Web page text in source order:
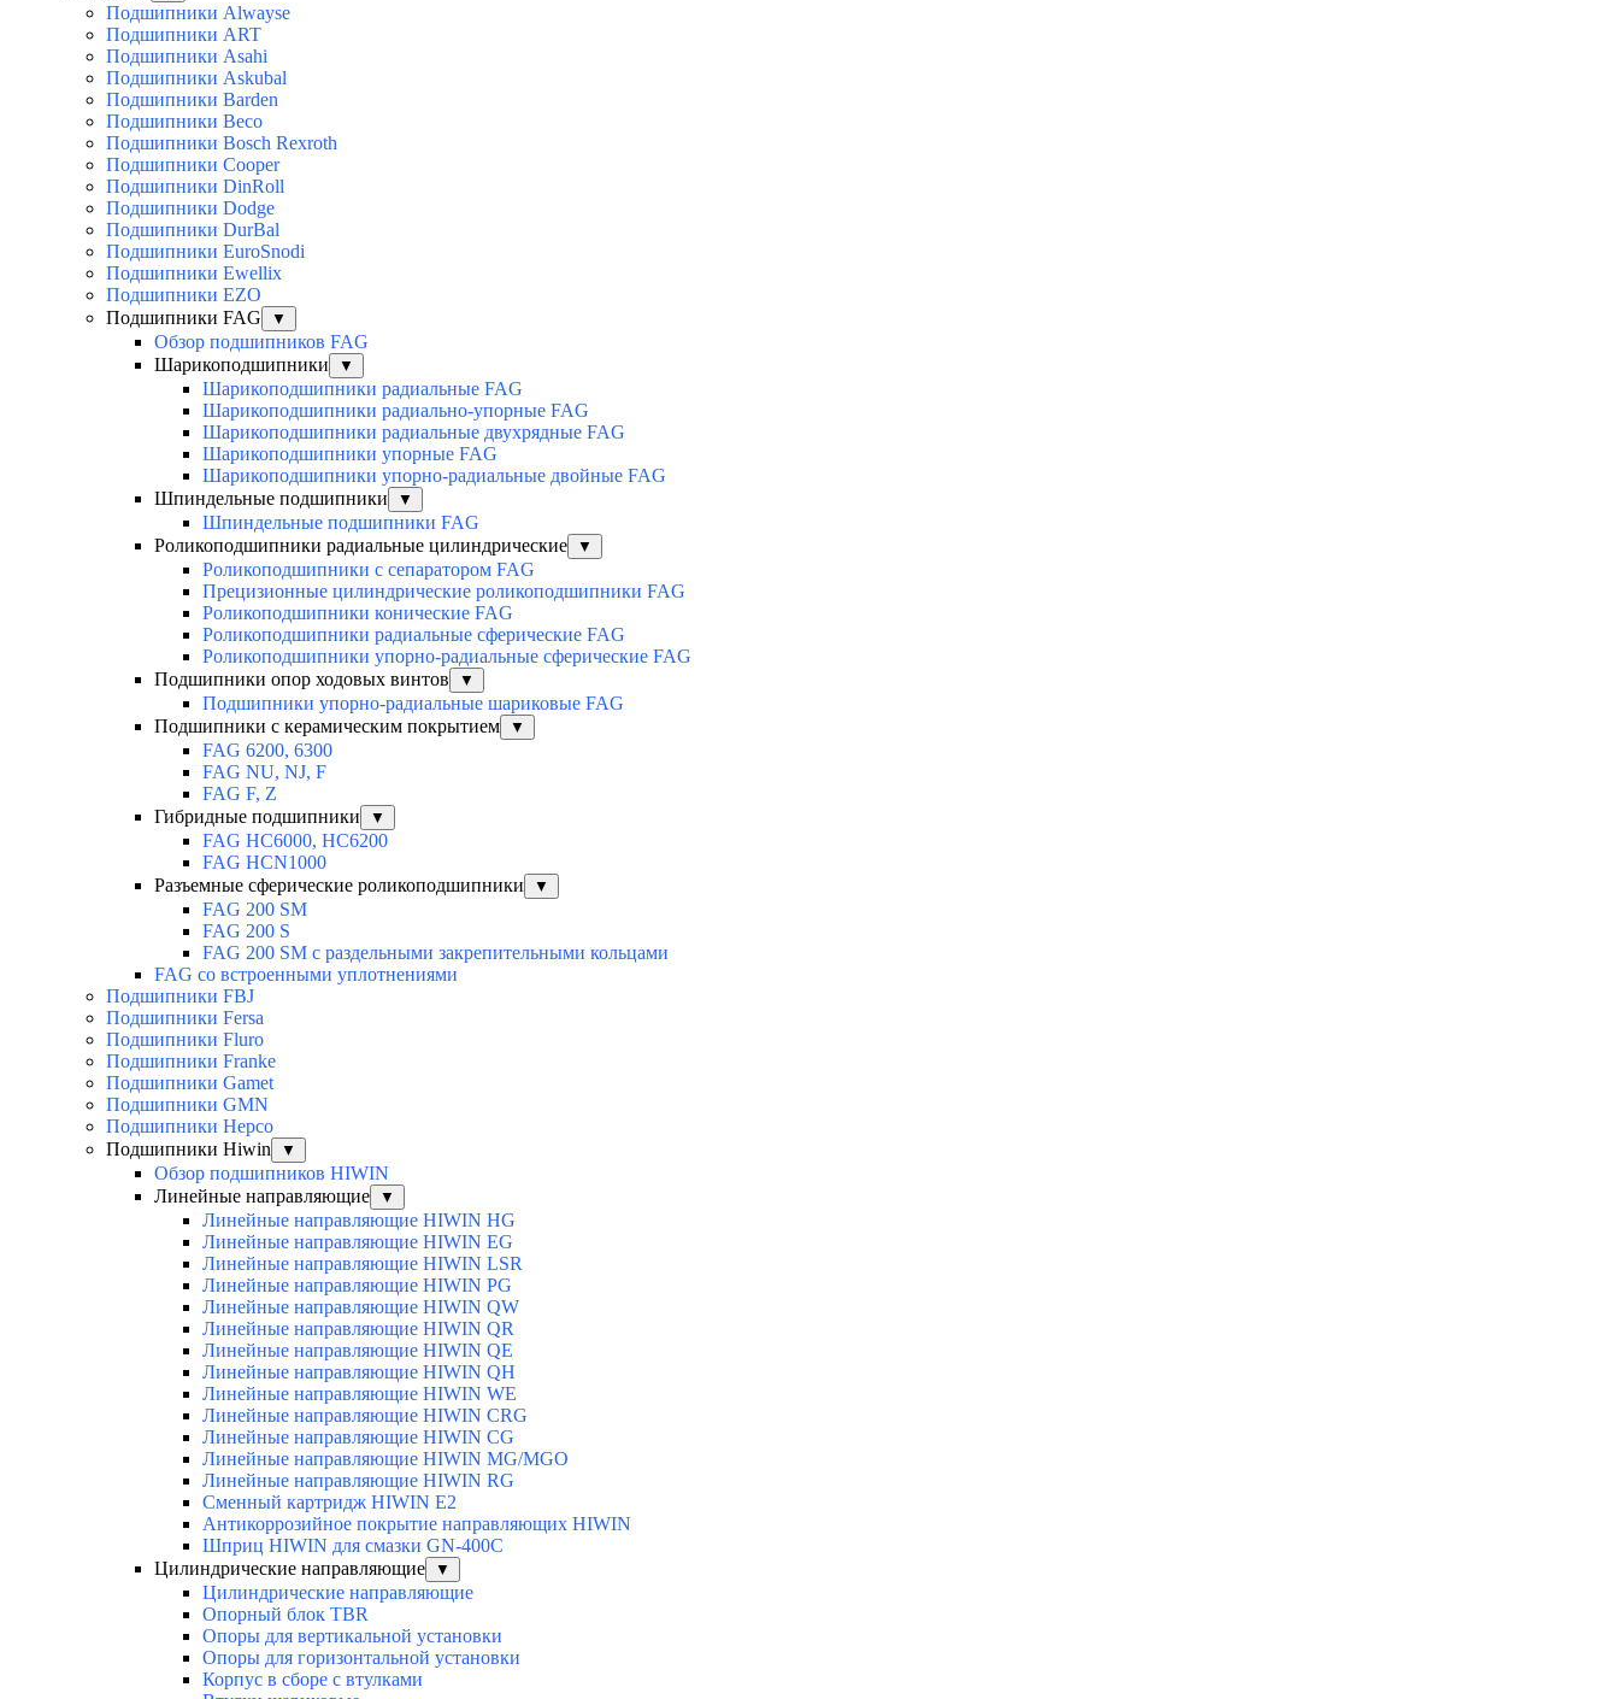
Подшипники Alwayse
Подшипники ART
Подшипники Asahi
Подшипники Askubal
Подшипники Barden
Подшипники Beco
Подшипники Bosch Rexroth
Подшипники Cooper
Подшипники DinRoll
Подшипники Dodge
Подшипники DurBal
Подшипники EuroSnodi
Подшипники Ewellix
Подшипники EZO
Подшипники FAG
▼
Обзор подшипников FAG
Шарикоподшипники
▼
Шарикоподшипники радиальные FAG
Шарикоподшипники радиально-упорные FAG
Шарикоподшипники радиальные двухрядные FAG
Шарикоподшипники упорные FAG
Шарикоподшипники упорно-радиальные двойные FAG
Шпиндельные подшипники
▼
Шпиндельные подшипники FAG
Роликоподшипники радиальные цилиндрические
▼
Роликоподшипники с сепаратором FAG
Прецизионные цилиндрические роликоподшипники FAG
Роликоподшипники конические FAG
Роликоподшипники радиальные сферические FAG
Роликоподшипники упорно-радиальные сферические FAG
Подшипники опор ходовых винтов
▼
Подшипники упорно-радиальные шариковые FAG
Подшипники с керамическим покрытием
▼
FAG 6200, 6300
FAG NU, NJ, F
FAG F, Z
Гибридные подшипники
▼
FAG HC6000, HC6200
FAG HCN1000
Разъемные сферические роликоподшипники
▼
FAG 200 SM
FAG 200 S
FAG 200 SM с раздельными закрепительными кольцами
FAG со встроенными уплотнениями
Подшипники FBJ
Подшипники Fersa
Подшипники Fluro
Подшипники Franke
Подшипники Gamet
Подшипники GMN
Подшипники Hepco
Подшипники Hiwin
▼
Обзор подшипников HIWIN
Линейные направляющие
▼
Линейные направляющие HIWIN HG
Линейные направляющие HIWIN EG
Линейные направляющие HIWIN LSR
Линейные направляющие HIWIN PG
Линейные направляющие HIWIN QW
Линейные направляющие HIWIN QR
Линейные направляющие HIWIN QE
Линейные направляющие HIWIN QH
Линейные направляющие HIWIN WE
Линейные направляющие HIWIN CRG
Линейные направляющие HIWIN CG
Линейные направляющие HIWIN MG/MGO
Линейные направляющие HIWIN RG
Сменный картридж HIWIN E2
Антикоррозийное покрытие направляющих HIWIN
Шприц HIWIN для смазки GN-400C
Цилиндрические направляющие
▼
Цилиндрические направляющие
Опорный блок TBR
Опоры для вертикальной установки
Опоры для горизонтальной установки
Корпус в сборе с втулками